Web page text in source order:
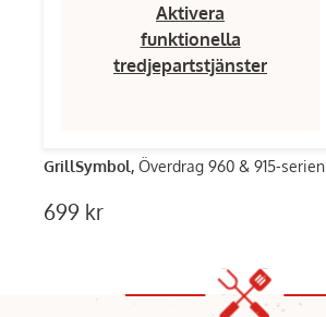
Aktivera
funktionella
tredjepartstjänster
GrillSymbol, Överdrag 960 & 915-serien
699 kr